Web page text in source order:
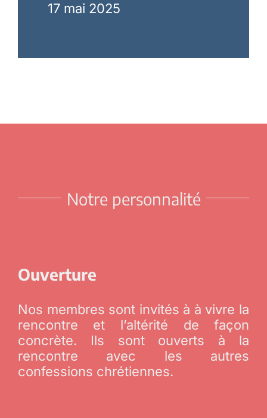
17 mai 2025
Notre personnalité
Ouverture
Nos membres sont invités à à vivre la
rencontre et l’altérité de façon
concrète. Ils sont ouverts à la
rencontre avec les autres
confessions chrétiennes.